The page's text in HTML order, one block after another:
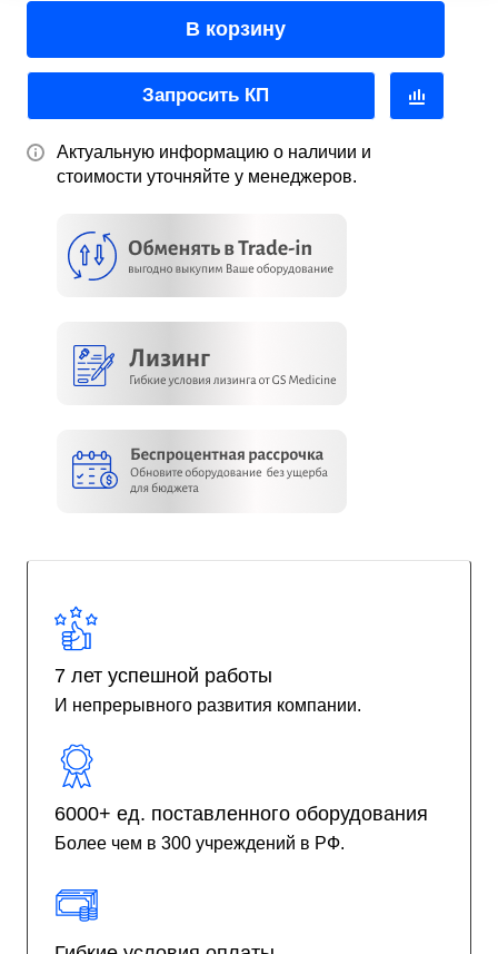
В корзину
Запросить КП
Актуальную информацию о наличии и
стоимости уточняйте у менеджеров.
7 лет успешной работы
И непрерывного развития компании.
6000+ ед. поставленного оборудования
Более чем в 300 учреждений в РФ.